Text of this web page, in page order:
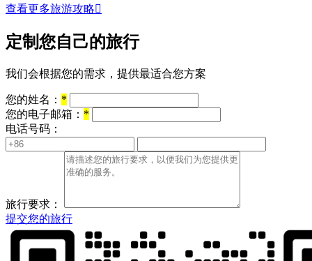
查看更多旅游攻略
定制您自己的旅行
我们会根据您的需求，提供最适合您方案
您的姓名： *
您的电子邮箱： *
电话号码：
旅行要求：
提交您的旅行